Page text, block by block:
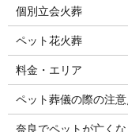
個別立会火葬
ペット花火葬
料金・エリア
ペット葬儀の際の注意
奈良でペットが亡く